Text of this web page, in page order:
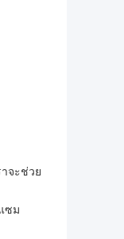
จะช่วย
ซม